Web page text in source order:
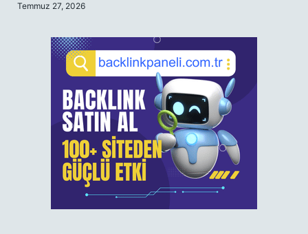
Temmuz 27, 2026